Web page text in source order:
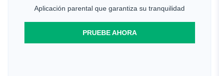
Aplicación parental que garantiza su tranquilidad
PRUEBE AHORA